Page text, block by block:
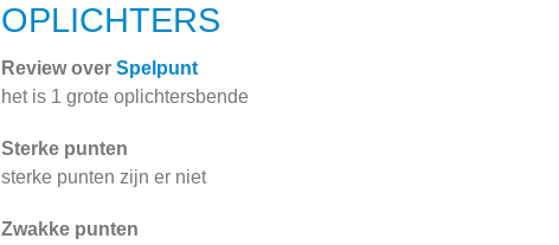
OPLICHTERS
Review over Spelpunt
het is 1 grote oplichtersbende
Sterke punten
sterke punten zijn er niet
Zwakke punten